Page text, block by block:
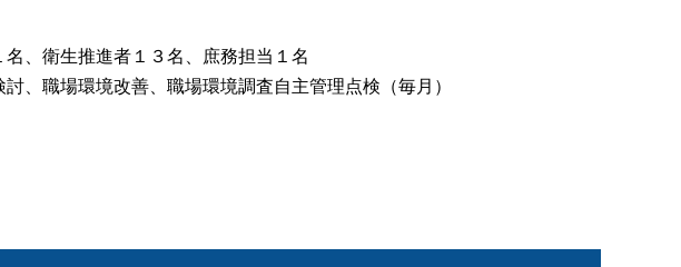
、衛生推進者１３名、庶務担当１名
、職場環境改善、職場環境調査自主管理点検（毎月）